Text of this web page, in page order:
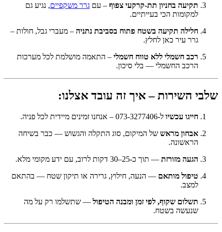
תקיעה בחניון תת-קרקעי צפוף – עם גרר משקפיים, נגיע גם
למקומות הכי בעייתיים.
חלילה תקיעה בשטח פתוח בסביבת נתניה – מעברי גבל, חולות –
גרר עיר כאן לחלץ.
רכב חשמלי ללא טווח חשמלי – התאמה מושלמת לכל מערכות
הרכב החשמלי — בלי סיכון.
שלבי השירות – איך זה עובד אצלנו:
חייגו עכשיו ל-073-3277406 – אנחנו זמינים מיידית לכל פניה.
אבחון מראש של המיקום, סוג התקלה והגשוש — כבר בשיחה
הראשונה.
הגעה מזורזת — תוך כ-25–30 דקות לרוב, עם ידע מקומי מלא.
טיפול מותאם — הנעה, חילוץ, גרירה או תיקון שטח — בהתאם
למצב.
תשלום שקוף, לפי זמן ומבנה הטיפול — שתשלמו רק על מה
שנעשה בשטח.